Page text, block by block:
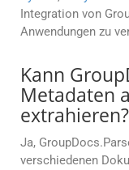
Integration von
Anwendungen zu
Kann
Metadaten
extrahieren?
Ja,
verschiedenen